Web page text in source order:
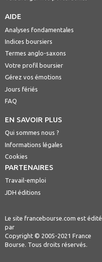
AIDE
Analyses fondamentales
Indices boursiers
Termes anglo-saxons
Votre profil boursier
Gérez vos émotions
Jours fériés
FAQ
EN SAVOIR PLUS
Qui sommes nous ?
Informations légales
Cookies
PARTENAIRES
Travail-emploi
JDH éditions
Le site francebourse.com est édité
par
Copyright © 2005-2021 France
Bourse. Tous droits réservés.